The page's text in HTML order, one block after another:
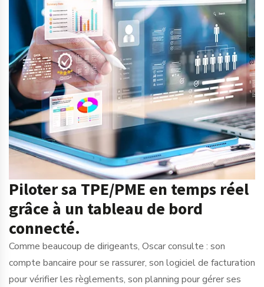
Piloter sa TPE/PME en temps réel
grâce à un tableau de bord
connecté.
Comme beaucoup de dirigeants, Oscar consulte : son
compte bancaire pour se rassurer, son logiciel de facturation
pour vérifier les règlements, son planning pour gérer ses